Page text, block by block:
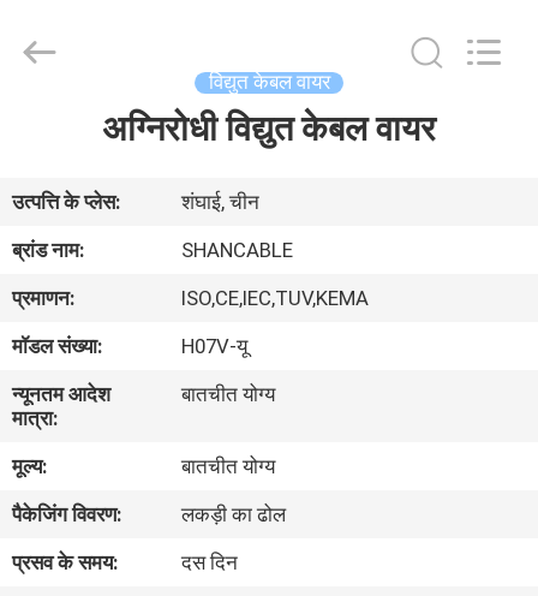
उत्पाद
वीडियो
वीआर
दिखाएँ
हमारे
बारे
में
Cable
(Group)
विद्युत केबल वायर
अग्निरोधी विद्युत केबल वायर
उत्पत्ति के प्लेस:
शंघाई, चीन
ब्रांड नाम:
SHANCABLE
प्रमाणन:
ISO,CE,IEC,TUV,KEMA
मॉडल संख्या:
H07V-यू
न्यूनतम आदेश
मात्रा:
बातचीत योग्य
मूल्य:
बातचीत योग्य
पैकेजिंग विवरण:
लकड़ी का ढोल
प्रसव के समय:
दस दिन